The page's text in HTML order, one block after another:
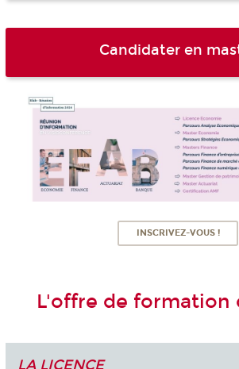
Candidater en
INSCRIVEZ-VOUS !
L'offre de formation
LA LICENCE